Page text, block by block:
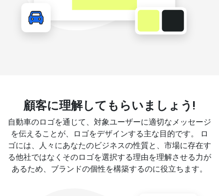
顧客に理解してもらいましょう!
自動車のロゴを通じて、対象ユーザーに適切なメッセージ
を伝えることが、ロゴをデザインする主な目的です。 ロ
ゴには、人々にあなたのビジネスの性質と、市場に存在す
る他社ではなくそのロゴを選択する理由を理解させる力が
あるため、ブランドの個性を構築するのに役立ちます。